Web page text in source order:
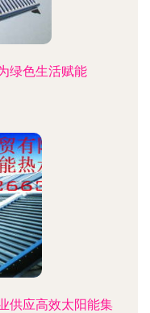
绿色生活赋能
供应高效太阳能集